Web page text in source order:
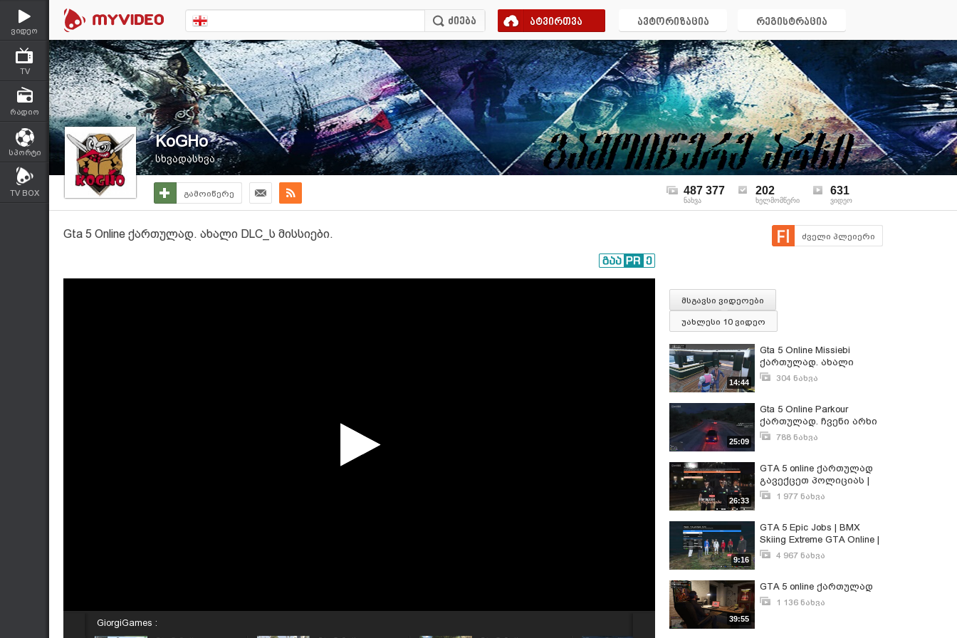
ვიდეო
TV
რადიო
სპორტი
TV BOX
ატვირთვა ავტორიზაცია რეგისტრაცია
KoGHo
სხვადასხვა
გამოიწერე 487 377
ნახვა
202
ხელმომწერი
631
ვიდეო
Gta 5 Online ქართულად. ახალი DLC_ს მისსიები. ძველი პლეიერი
GiorgiGames :
მსგავსი ვიდეოები
უახლესი 10 ვიდეო
14:44
Gta 5 Online Missiebi
ქართულად. ახალი
DLC_ს მისსიები
304 ნახვა
25:09
Gta 5 Online Parkour
ქართულად. ჩვენი არხი
ჩვენთან. დაგიბრუნდით
788 ნახვა
26:33
GTA 5 online ქართულად
გავექცეთ პოლიციას |
GTA V The Vespucci Job
1 977 ნახვა
9:16
GTA 5 Epic Jobs | BMX
Skiing Extreme GTA Online |
Grand Theft Auto 5 Funny
4 967 ნახვა
39:55
GTA 5 online ქართულად
1 136 ნახვა